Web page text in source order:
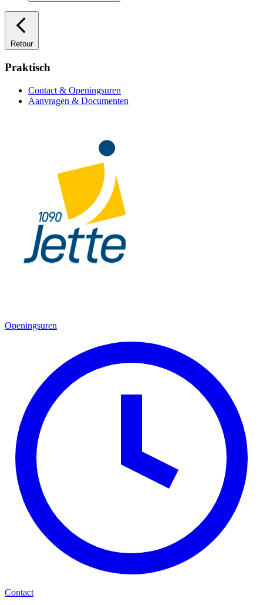
Retour
Praktisch
Contact & Openingsuren
Aanvragen & Documenten
Openingsuren
Contact